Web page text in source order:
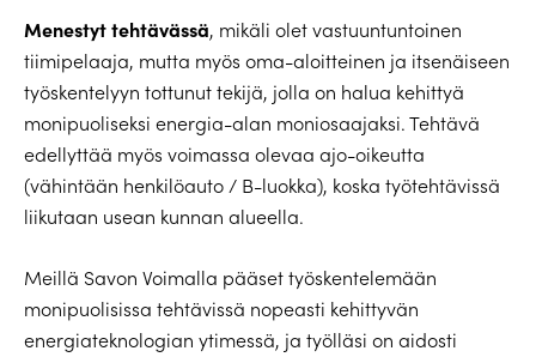
Menestyt tehtävässä, mikäli olet vastuuntuntoinen
tiimipelaaja, mutta myös oma-aloitteinen ja itsenäiseen
työskentelyyn tottunut tekijä, jolla on halua kehittyä
monipuoliseksi energia-alan moniosaajaksi. Tehtävä
edellyttää myös voimassa olevaa ajo-oikeutta
(vähintään henkilöauto / B-luokka), koska työtehtävissä
liikutaan usean kunnan alueella.
Meillä Savon Voimalla pääset työskentelemään
monipuolisissa tehtävissä nopeasti kehittyvän
energiateknologian ytimessä, ja työlläsi on aidosti